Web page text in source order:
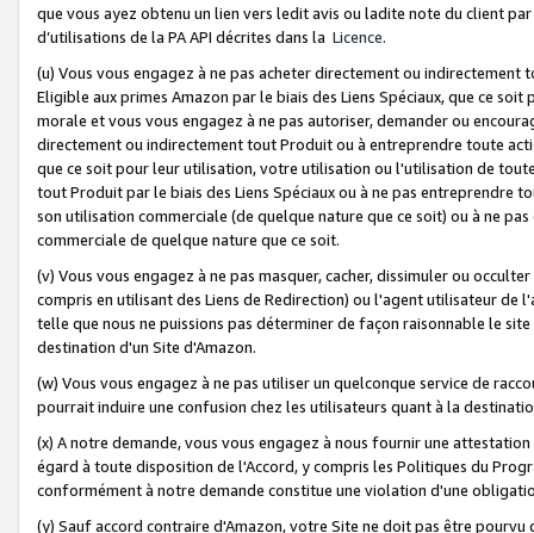
que vous ayez obtenu un lien vers ledit avis ou ladite note du client
d’utilisations de la PA API décrites dans la Licence.
(u) Vous vous engagez à ne pas acheter directement ou
Eligible aux primes Amazon par le biais des Liens Spéciaux, que ce
morale et vous vous engagez à ne pas autoriser, demander ou
directement ou indirectement tout Produit ou à entreprendre toute
que ce soit pour leur utilisation, votre utilisation ou l'utilisation de
tout Produit par le biais des Liens Spéciaux ou à ne pas entreprendre
son utilisation commerciale (de quelque nature que ce soit) ou à ne
commerciale de quelque nature que ce soit.
(v) Vous vous engagez à ne pas masquer, cacher, dissimuler ou
compris en utilisant des Liens de Redirection) ou l'agent utilisateur
telle que nous ne puissions pas déterminer de façon raisonnable le
destination d'un Site d'Amazon.
(w) Vous vous engagez à ne pas utiliser un quelconque service de
pourrait induire une confusion chez les utilisateurs quant à la
(x) A notre demande, vous vous engagez à nous fournir une
égard à toute disposition de l'Accord, y compris les Politiques du
conformément à notre demande constitue une violation d'une
(y) Sauf accord contraire d'Amazon, votre Site ne doit pas être